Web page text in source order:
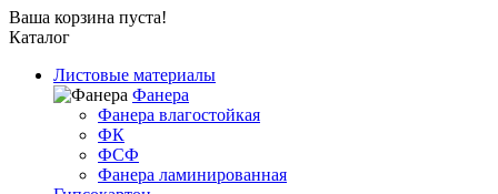
Ваша корзина пуста!
Каталог
Листовые материалы
Фанера
Фанера влагостойкая
ФК
ФСФ
Фанера ламинированная